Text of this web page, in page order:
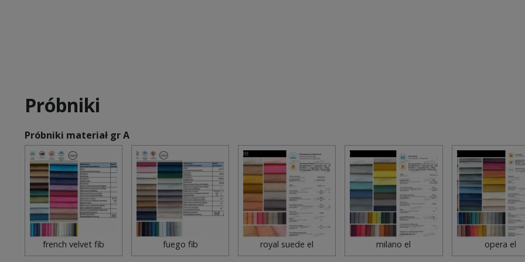
Próbniki
Próbniki materiał gr A
french velvet fib fuego fib royal suede el milano el opera el